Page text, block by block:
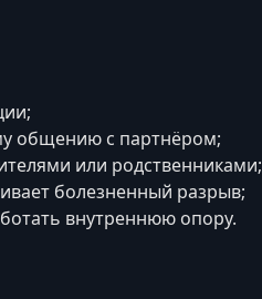
общению с партнёром;
или родственниками;
болезненный разрыв;
внутреннюю опору.